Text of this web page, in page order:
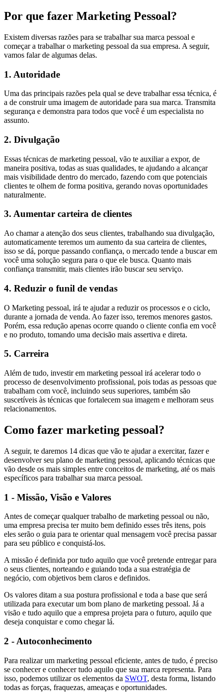
Por que fazer Marketing Pessoal?
Existem diversas razões para se trabalhar sua marca pessoal e
começar a trabalhar o marketing pessoal da sua empresa. A seguir,
vamos falar de algumas delas.
1. Autoridade
Uma das principais razões pela qual se deve trabalhar essa técnica, é
a de construir uma imagem de autoridade para sua marca. Transmita
segurança e demonstra para todos que você é um especialista no
assunto.
2. Divulgação
Essas técnicas de marketing pessoal, vão te auxiliar a expor, de
maneira positiva, todas as suas qualidades, te ajudando a alcançar
mais visibilidade dentro do mercado, fazendo com que potenciais
clientes te olhem de forma positiva, gerando novas oportunidades
naturalmente.
3. Aumentar carteira de clientes
Ao chamar a atenção dos seus clientes, trabalhando sua divulgação,
automaticamente teremos um aumento da sua carteira de clientes,
isso se dá, porque passando confiança, o mercado tende a buscar em
você uma solução segura para o que ele busca. Quanto mais
confiança transmitir, mais clientes irão buscar seu serviço.
4. Reduzir o funil de vendas
O Marketing pessoal, irá te ajudar a reduzir os processos e o ciclo,
durante a jornada de venda. Ao fazer isso, teremos menores gastos.
Porém, essa redução apenas ocorre quando o cliente confia em você
e no produto, tomando uma decisão mais assertiva e direta.
5. Carreira
Além de tudo, investir em marketing pessoal irá acelerar todo o
processo de desenvolvimento profissional, pois todas as pessoas que
trabalham com você, incluindo seus superiores, também são
suscetíveis às técnicas que fortalecem sua imagem e melhoram seus
relacionamentos.
Como fazer marketing pessoal?
A seguir, te daremos 14 dicas que vão te ajudar a exercitar, fazer e
desenvolver seu plano de marketing pessoal, aplicando técnicas que
vão desde os mais simples entre conceitos de marketing, até os mais
específicos para trabalhar sua marca pessoal.
1 - Missão, Visão e Valores
Antes de começar qualquer trabalho de marketing pessoal ou não,
uma empresa precisa ter muito bem definido esses três itens, pois
eles serão o guia para te orientar qual mensagem você precisa passar
para seu público e conquistá-los.
A missão é definida por tudo aquilo que você pretende entregar para
o seus clientes, norteando e guiando toda a sua estratégia de
negócio, com objetivos bem claros e definidos.
Os valores ditam a sua postura profissional e toda a base que será
utilizada para executar um bom plano de marketing pessoal. Já a
visão e tudo aquilo que a empresa projeta para o futuro, aquilo que
deseja conquistar e como chegar lá.
2 - Autoconhecimento
Para realizar um marketing pessoal eficiente, antes de tudo, é preciso
se conhecer e conhecer tudo aquilo que sua marca representa. Para
isso, podemos utilizar os elementos da SWOT, desta forma, listando
todas as forças, fraquezas, ameaças e oportunidades.